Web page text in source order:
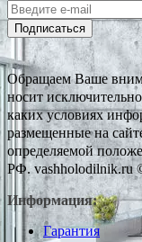
Подписаться
Обращаем Ваше
носит
каких условиях
размещенные на
определяемой
РФ. vashholodilnik.ru
Информация:
Гарантия